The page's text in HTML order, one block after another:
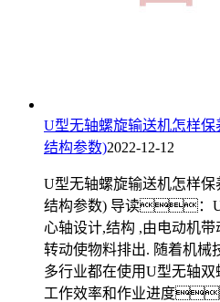
U型无轴螺旋输送机怎样
结构参数)2022-12-12
U型无轴螺旋输送机怎样
结构参数) 导读：U
心轴设计,结构 ,由电动机
转动使物料排出. 随着机
多行业都在使用U型无轴
工作效率和作业进度